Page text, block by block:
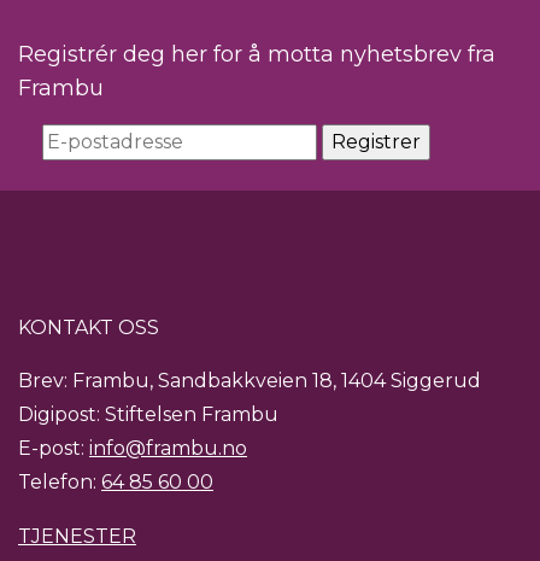
Registrér deg her for å motta nyhetsbrev fra
Frambu
KONTAKT OSS
Brev: Frambu, Sandbakkveien 18, 1404 Siggerud
Digipost: Stiftelsen Frambu
E-post: info@frambu.no
Telefon: 64 85 60 00
TJENESTER